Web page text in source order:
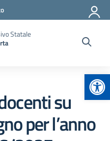
Statale
su
per l’anno